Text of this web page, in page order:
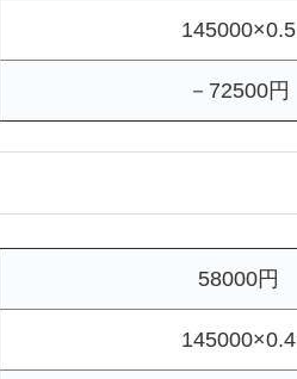
145000×0.5
－72500円
58000円
145000×0.4